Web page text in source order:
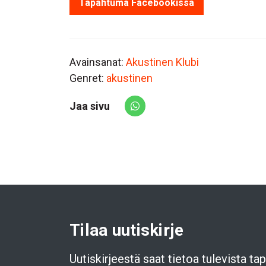
Tapahtuma Facebookissa
Avainsanat: Akustinen Klubi
Genret: akustinen
Jaa sivu
Share via Whatsapp
Tilaa uutiskirje
Uutiskirjeestä saat tietoa tulevista